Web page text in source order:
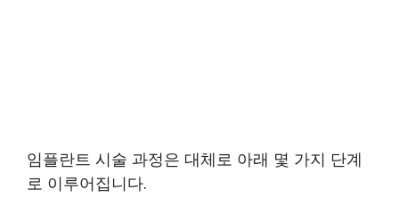
임플란트 시술 과정은 대체로 아래 몇 가지 단계
로 이루어집니다.